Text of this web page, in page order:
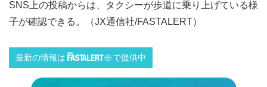
SNS上の投稿からは、タクシーが歩道に乗り上げている様
子が確認できる。（JX通信社/FASTALERT）
最新の情報は で提供中